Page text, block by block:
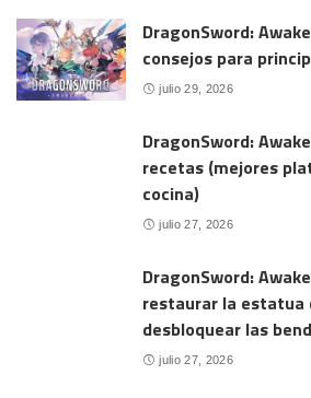
DragonSword:
consejos para
julio 29, 2026
DragonSword:
recetas (mejores
cocina)
julio 27, 2026
DragonSword:
restaurar la estatua
desbloquear las
julio 27, 2026